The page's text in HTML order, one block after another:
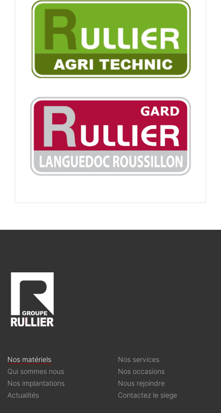
Nos matériels
Qui sommes nous
Nos implantations
Actualités
Nos services
Nos occasions
Nous rejoindre
Contactez le siege